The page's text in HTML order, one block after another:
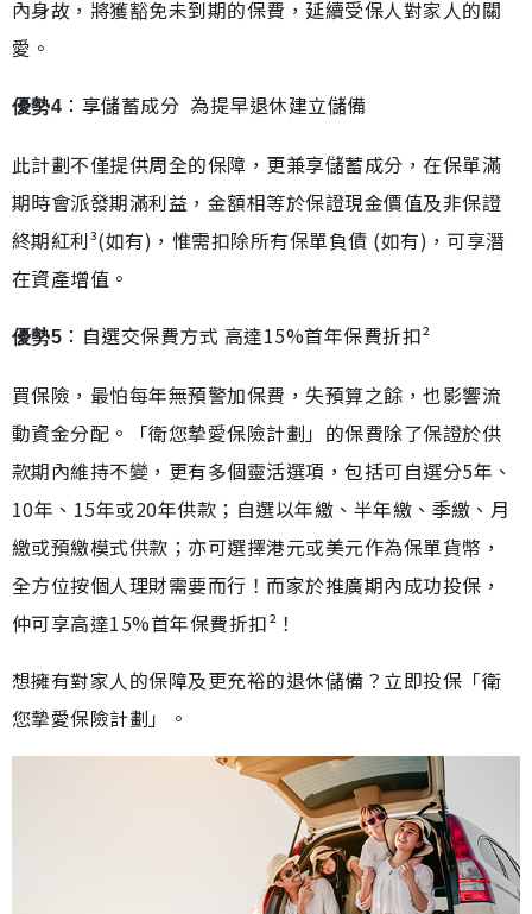
內身故，將獲豁免未到期的保費，延續受保人對家人的關
愛。
優勢4 ：享儲蓄成分 為提早退休建立儲備
此計劃不僅提供周全的保障，更兼享儲蓄成分，在保單滿
期時會派發期滿利益，金額相等於保證現金價值及非保證
終期紅利³(如有)，惟需扣除所有保單負債 (如有)，可享潛
在資產增值。
優勢5 ：自選交保費方式 高達15%首年保費折扣²
買保險，最怕每年無預警加保費，失預算之餘，也影響流
動資金分配。「衛您摯愛保險計劃」的保費除了保證於供
款期內維持不變，更有多個靈活選項，包括可自選分5年、
10年、15年或20年供款；自選以年繳、半年繳、季繳、月
繳或預繳模式供款；亦可選擇港元或美元作為保單貨幣，
全方位按個人理財需要而行！而家於推廣期內成功投保，
仲可享高達15%首年保費折扣²！
想擁有對家人的保障及更充裕的退休儲備？立即投保「衛
您摯愛保險計劃」。